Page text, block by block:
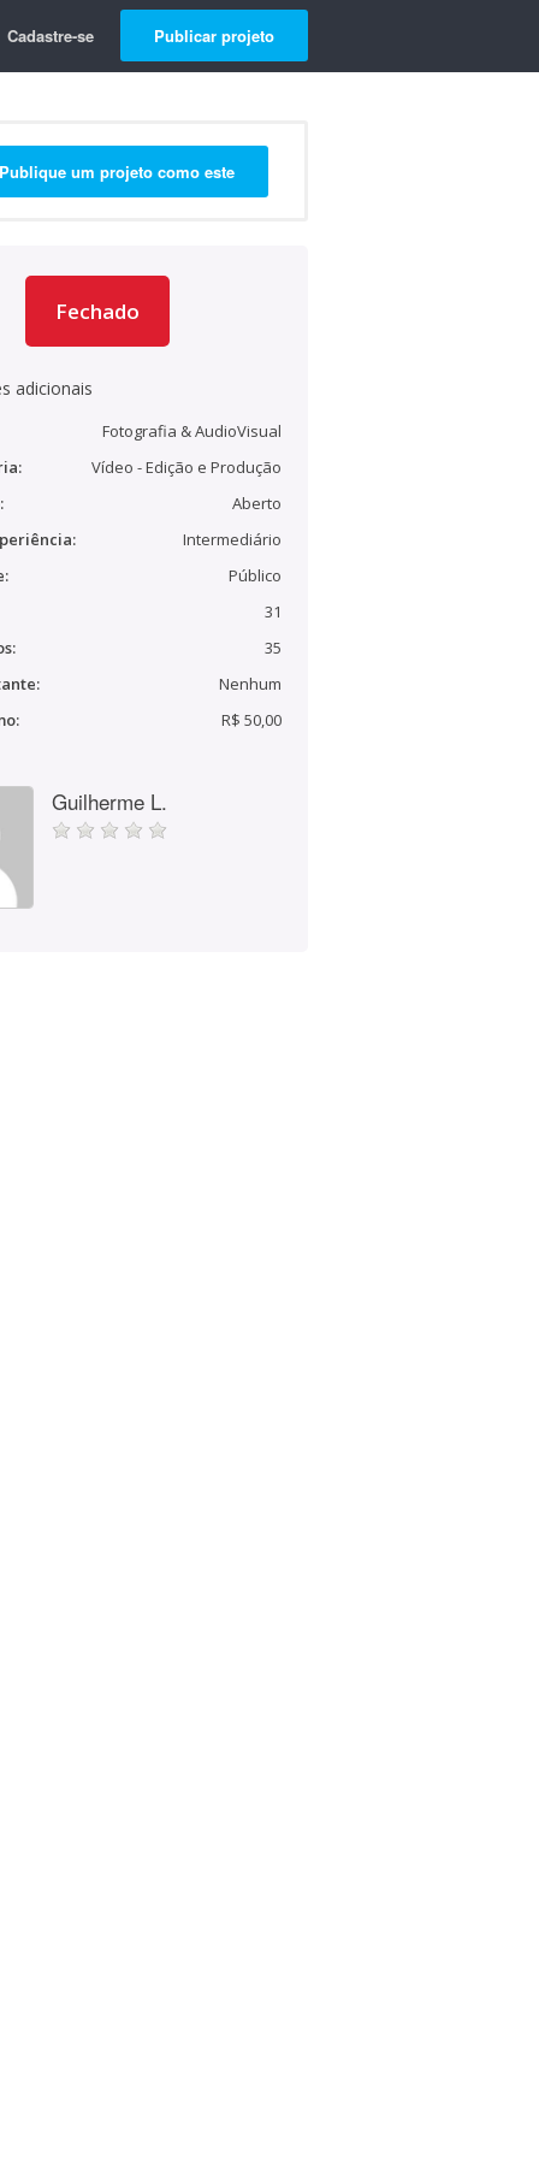
Cadastre-se Publicar projeto
Publique um projeto como este
Fechado
adicionais
Fotografia & AudioVisual
Vídeo - Edição e Produção
Aberto
Intermediário
Público
31
35
Nenhum
R$ 50,00
Guilherme L.